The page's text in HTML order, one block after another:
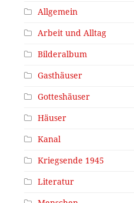
Allgemein
Arbeit und Alltag
Bilderalbum
Gasthäuser
Gotteshäuser
Häuser
Kanal
Kriegsende 1945
Literatur